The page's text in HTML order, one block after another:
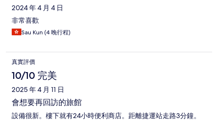
2024 年 4 月 4 日
非常喜歡
Sau Kun (4 晚行程)
真實評價
10/10 完美
2025 年 4 月 11 日
會想要再回訪的旅館
設備很新。樓下就有24小時便利商店。距離捷運站走路3分鐘。